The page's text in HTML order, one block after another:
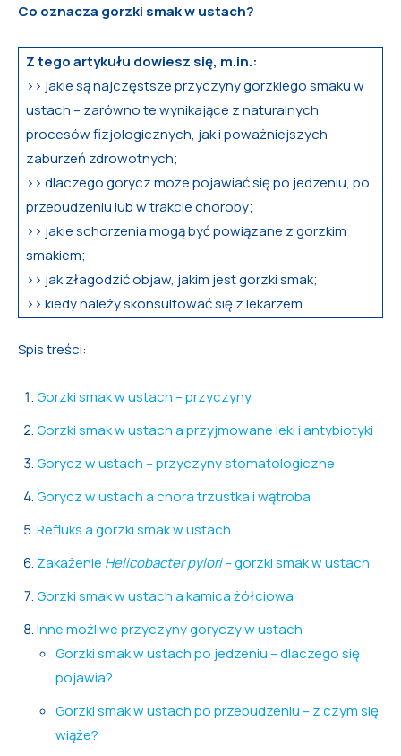
Co oznacza gorzki smak w ustach?
Z tego artykułu dowiesz się, m.in.:
>> jakie są najczęstsze przyczyny gorzkiego smaku w
ustach – zarówno te wynikające z naturalnych
procesów fizjologicznych, jak i poważniejszych
zaburzeń zdrowotnych;
>> dlaczego gorycz może pojawiać się po jedzeniu, po
przebudzeniu lub w trakcie choroby;
>> jakie schorzenia mogą być powiązane z gorzkim
smakiem;
>> jak złagodzić objaw, jakim jest gorzki smak;
>> kiedy należy skonsultować się z lekarzem
Spis treści:
Gorzki smak w ustach – przyczyny
Gorzki smak w ustach a przyjmowane leki i antybiotyki
Gorycz w ustach – przyczyny stomatologiczne
Gorycz w ustach a chora trzustka i wątroba
Refluks a gorzki smak w ustach
Zakażenie Helicobacter pylori– gorzki smak w ustach
Gorzki smak w ustach a kamica żółciowa
Inne możliwe przyczyny goryczy w ustach
Gorzki smak w ustach po jedzeniu – dlaczego się
pojawia?
Gorzki smak w ustach po przebudzeniu – z czym się
wiąże?